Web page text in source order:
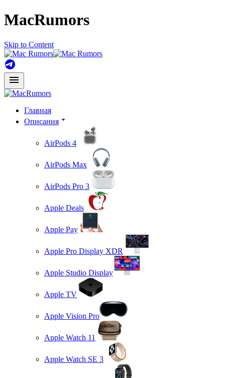
MacRumors
Skip to Content
Главная
Описания
AirPods 4
AirPods Max
AirPods Pro 3
Apple Deals
Apple Pay
Apple Pro Display XDR
Apple Studio Display
Apple TV
Apple Vision Pro
Apple Watch 11
Apple Watch SE 3